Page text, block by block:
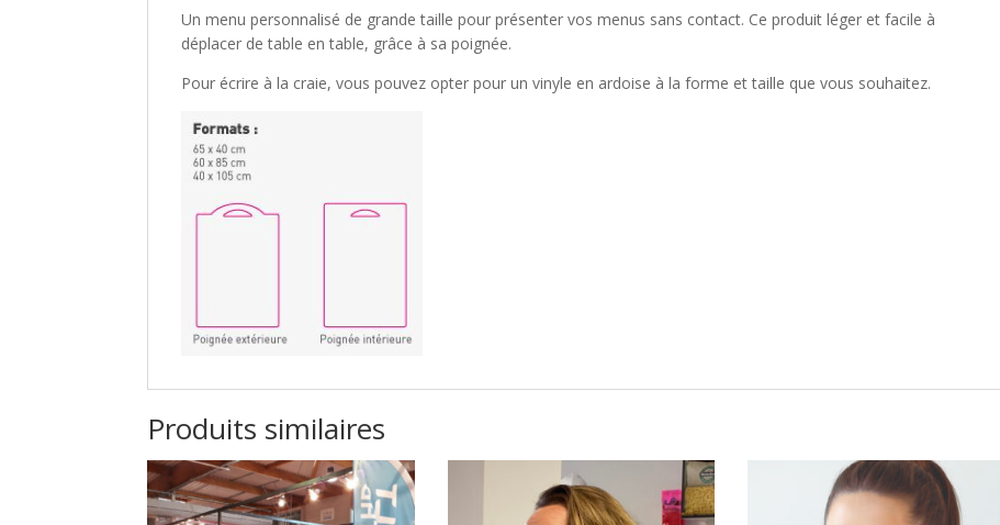
Un menu personnalisé de grande taille pour présenter vos menus sans contact. Ce produit léger et facile à
déplacer de table en table, grâce à sa poignée.
Pour écrire à la craie, vous pouvez opter pour un vinyle en ardoise à la forme et taille que vous souhaitez.
Produits similaires